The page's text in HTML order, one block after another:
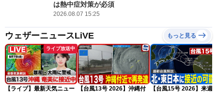
は熱中症対策が必須
2026.08.07 15:25
ウェザーニュースLiVE もっと見る
ライブ放送中
【ライブ】最新天気ニュー
【台風13号 2026】沖縄付
【台風15号 2026】来週